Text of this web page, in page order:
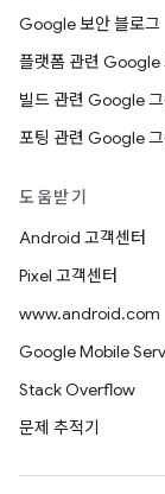
Google 보안 블로그
플랫폼 관련 Google
빌드 관련 Google
포팅 관련 Google
도움받기
Android 고객센터
Pixel 고객센터
www.android.com
Google Mobile
Stack Overflow
문제 추적기